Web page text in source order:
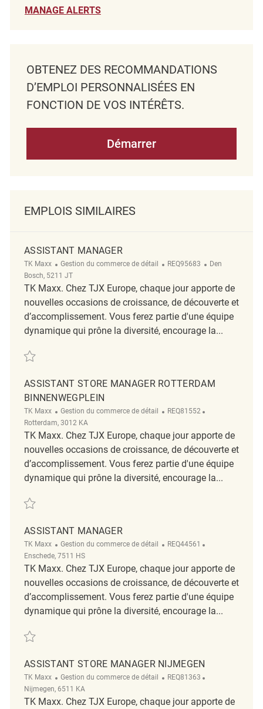
MANAGE ALERTS
OBTENEZ DES RECOMMANDATIONS
D’EMPLOI PERSONNALISÉES EN
FONCTION DE VOS INTÉRÊTS.
Démarrer
EMPLOIS SIMILAIRES
ASSISTANT MANAGER
TK Maxx Catégorie
Gestion du commerce de détail ReqId
REQ95683 Emplacement
Den
Bosch, 5211 JT
TK Maxx. Chez TJX Europe, chaque jour apporte de
nouvelles occasions de croissance, de découverte et
d’accomplissement. Vous ferez partie d'une équipe
dynamique qui prône la diversité, encourage la...
Sauvegarder Assistant Manager REQ95683
ASSISTANT STORE MANAGER ROTTERDAM
BINNENWEGPLEIN
TK Maxx Catégorie
Gestion du commerce de détail ReqId
REQ81552
Rotterdam, 3012 KA
TK Maxx. Chez TJX Europe, chaque jour apporte de
nouvelles occasions de croissance, de découverte et
d’accomplissement. Vous ferez partie d'une équipe
dynamique qui prône la diversité, encourage la...
Sauvegarder Assistant Store Manager Rotterdam Binnenwegplein
ASSISTANT MANAGER
TK Maxx Catégorie
Gestion du commerce de détail ReqId
REQ44561
Enschede, 7511 HS
TK Maxx. Chez TJX Europe, chaque jour apporte de
nouvelles occasions de croissance, de découverte et
d’accomplissement. Vous ferez partie d'une équipe
dynamique qui prône la diversité, encourage la...
Sauvegarder Assistant Manager REQ44561
ASSISTANT STORE MANAGER NIJMEGEN
TK Maxx Catégorie
Gestion du commerce de détail ReqId
REQ81363
Nijmegen, 6511 KA
TK Maxx. Chez TJX Europe, chaque jour apporte de